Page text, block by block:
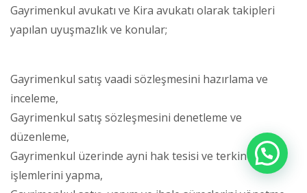
Gayrimenkul avukatı ve Kira avukatı olarak takipleri
yapılan uyuşmazlık ve konular;
Gayrimenkul satış vaadi sözleşmesini hazırlama ve
inceleme,
Gayrimenkul satış sözleşmesini denetleme ve
düzenleme,
Gayrimenkul üzerinde ayni hak tesisi ve terkin
işlemlerini yapma,